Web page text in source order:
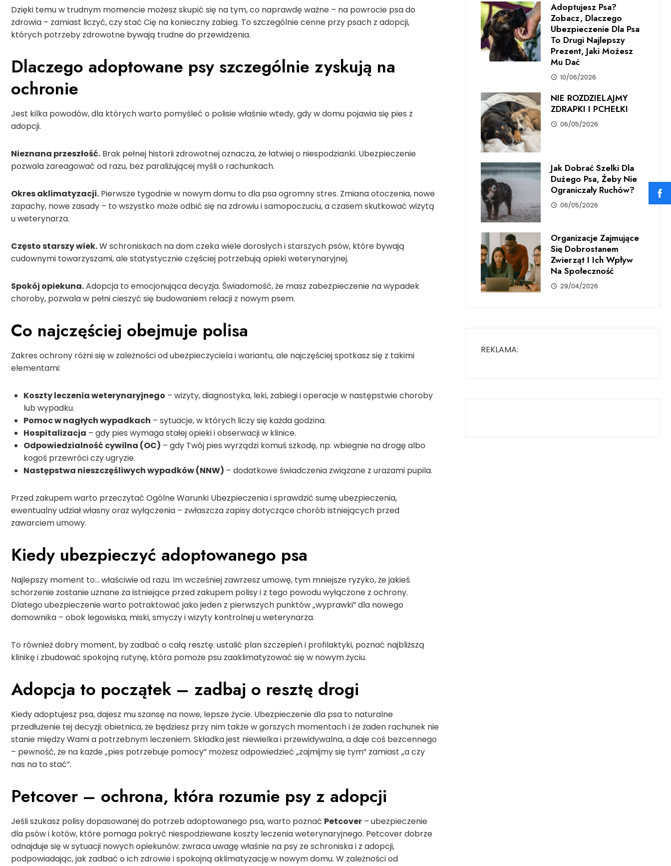
Dzięki temu w trudnym momencie możesz skupić się na tym, co naprawdę ważne – na powrocie psa do
zdrowia – zamiast liczyć, czy stać Cię na konieczny zabieg. To szczególnie cenne przy psach z adopcji,
których potrzeby zdrowotne bywają trudne do przewidzenia.
Dlaczego adoptowane psy szczególnie zyskują na
ochronie
Jest kilka powodów, dla których warto pomyśleć o polisie właśnie wtedy, gdy w domu pojawia się pies z
adopcji.
Nieznana przeszłość. Brak pełnej historii zdrowotnej oznacza, że łatwiej o niespodzianki. Ubezpieczenie
pozwala zareagować od razu, bez paraliżującej myśli o rachunkach.
Okres aklimatyzacji. Pierwsze tygodnie w nowym domu to dla psa ogromny stres. Zmiana otoczenia, nowe
zapachy, nowe zasady – to wszystko może odbić się na zdrowiu i samopoczuciu, a czasem skutkować wizytą
u weterynarza.
Często starszy wiek.W schroniskach na dom czeka wiele dorosłych i starszych psów, które bywają
cudownymi towarzyszami, ale statystycznie częściej potrzebują opieki weterynaryjnej.
Spokój opiekuna.Adopcja to emocjonująca decyzja. Świadomość, że masz zabezpieczenie na wypadek
choroby, pozwala w pełni cieszyć się budowaniem relacji z nowym psem.
Co najczęściej obejmuje polisa
Zakres ochrony różni się w zależności od ubezpieczyciela i wariantu, ale najczęściej spotkasz się z takimi
elementami:
Koszty leczenia weterynaryjnego – wizyty, diagnostyka, leki, zabiegi i operacje w następstwie choroby
lub wypadku.
Pomoc w nagłych wypadkach – sytuacje, w których liczy się każda godzina.
Hospitalizacja – gdy pies wymaga stałej opieki i obserwacji w klinice.
Odpowiedzialność cywilna (OC) – gdy Twój pies wyrządzi komuś szkodę, np. wbiegnie na drogę albo
kogoś przewróci czy ugryzie.
Następstwa nieszczęśliwych wypadków (NNW) – dodatkowe świadczenia związane z urazami pupila.
Przed zakupem warto przeczytać Ogólne Warunki Ubezpieczenia i sprawdzić sumę ubezpieczenia,
ewentualny udział własny oraz wyłączenia – zwłaszcza zapisy dotyczące chorób istniejących przed
zawarciem umowy.
Kiedy ubezpieczyć adoptowanego psa
Najlepszy moment to… właściwie od razu. Im wcześniej zawrzesz umowę, tym mniejsze ryzyko, że jakieś
schorzenie zostanie uznane za istniejące przed zakupem polisy i z tego powodu wyłączone z ochrony.
Dlatego ubezpieczenie warto potraktować jako jeden z pierwszych punktów „wyprawki” dla nowego
domownika – obok legowiska, miski, smyczy i wizyty kontrolnej u weterynarza.
To również dobry moment, by zadbać o całą resztę: ustalić plan szczepień i profilaktyki, poznać najbliższą
klinikę i zbudować spokojną rutynę, która pomoże psu zaaklimatyzować się w nowym życiu.
Adopcja to początek – zadbaj o resztę drogi
Kiedy adoptujesz psa, dajesz mu szansę na nowe, lepsze życie. Ubezpieczenie dla psa to naturalne
przedłużenie tej decyzji: obietnica, że będziesz przy nim także w gorszych momentach i że żaden rachunek nie
stanie między Wami a potrzebnym leczeniem. Składka jest niewielka i przewidywalna, a daje coś bezcennego
– pewność, że na każde „pies potrzebuje pomocy” możesz odpowiedzieć „zajmijmy się tym” zamiast „a czy
nas na to stać”.
Petcover – ochrona, która rozumie psy z adopcji
Jeśli szukasz polisy dopasowanej do potrzeb adoptowanego psa, warto poznać Petcover – ubezpieczenie
dla psów i kotów, które pomaga pokryć niespodziewane koszty leczenia weterynaryjnego. Petcover dobrze
odnajduje się w sytuacji nowych opiekunów: zwraca uwagę właśnie na psy ze schroniska i z adopcji,
podpowiadając, jak zadbać o ich zdrowie i spokojną aklimatyzację w nowym domu. W zależności od
Adoptujesz Psa?
Zobacz, Dlaczego
Ubezpieczenie Dla Psa
To Drugi Najlepszy
Prezent, Jaki Możesz
Mu Dać
10/06/2026
NIE ROZDZIELAJMY
ZDRAPKI I PCHEŁKI
06/05/2026
Jak Dobrać Szelki Dla
Dużego Psa, Żeby Nie
Ograniczały Ruchów?
06/05/2026
Organizacje Zajmujące
Się Dobrostanem
Zwierząt I Ich Wpływ
Na Społeczność
29/04/2026
REKLAMA: